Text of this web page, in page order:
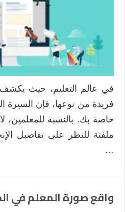
في عالم التعليم، حيث
فريدة من نوعها، فإن
خاصة بك. بالنسبة للمعلمين،
ملفتة للنظر على تفاصيل
…
واقع صورة المعلم في